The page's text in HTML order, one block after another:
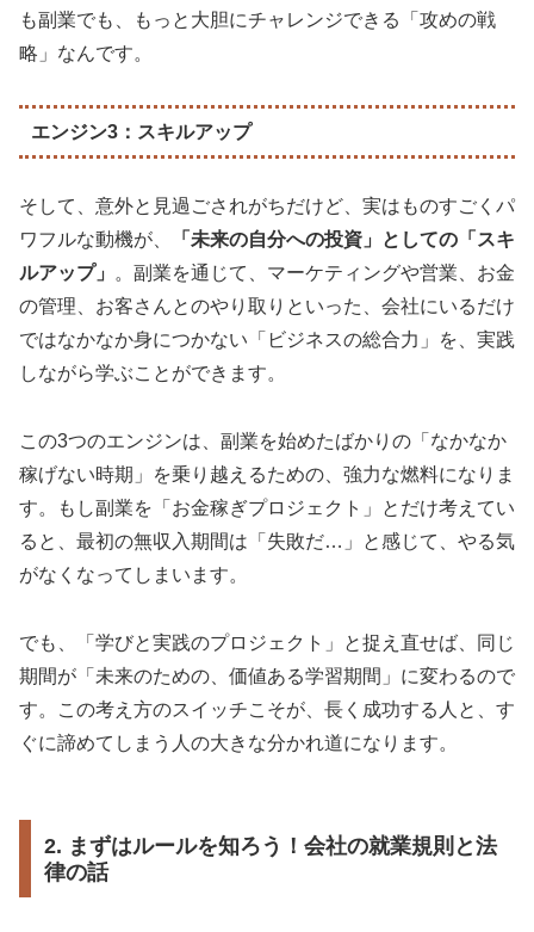
も副業でも、もっと大胆にチャレンジできる「攻めの戦
略」なんです。
エンジン3：スキルアップ
そして、意外と見過ごされがちだけど、実はものすごくパ
ワフルな動機が、
「未来の自分への投資」としての「スキ
ルアップ」
。副業を通じて、マーケティングや営業、お金
の管理、お客さんとのやり取りといった、会社にいるだけ
ではなかなか身につかない「ビジネスの総合力」を、実践
しながら学ぶことができます。
この3つのエンジンは、副業を始めたばかりの「なかなか
稼げない時期」を乗り越えるための、強力な燃料になりま
す。もし副業を「お金稼ぎプロジェクト」とだけ考えてい
ると、最初の無収入期間は「失敗だ…」と感じて、やる気
がなくなってしまいます。
でも、「学びと実践のプロジェクト」と捉え直せば、同じ
期間が「未来のための、価値ある学習期間」に変わるので
す。この考え方のスイッチこそが、長く成功する人と、す
ぐに諦めてしまう人の大きな分かれ道になります。
2. まずはルールを知ろう！会社の就業規則と法
律の話